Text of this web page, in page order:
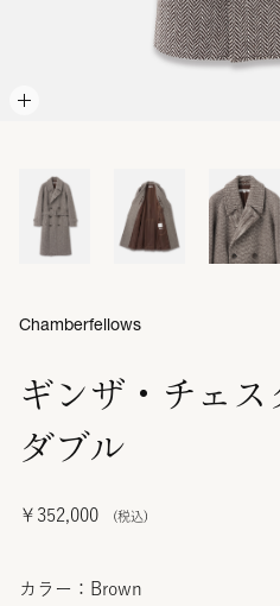
ギンザ・チェス
ダブル
￥352,000
Chamberfellows
カラー：Brown